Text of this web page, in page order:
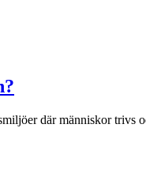
där människor trivs